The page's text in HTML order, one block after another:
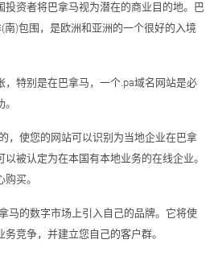
投资者将巴拿马视为潜在的商业目的地。巴
南)包围，是欧洲和亚洲的一个很好的入境
，特别是在巴拿马，一个.pa域名网站是必
，使您的网站可以识别为当地企业在巴拿
被认定为在本国有本地业务的在线企业。
买。
马的数字市场上引入自己的品牌。它将使
竞争，并建立您自己的客户群。